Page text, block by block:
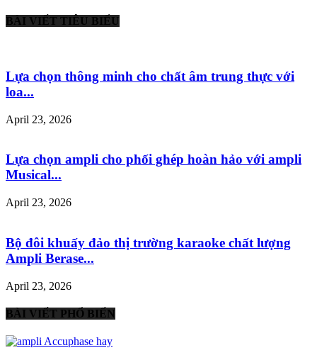
BÀI VIẾT TIÊU BIỂU
Lựa chọn thông minh cho chất âm trung thực với
loa...
April 23, 2026
Lựa chọn ampli cho phối ghép hoàn hảo với ampli
Musical...
April 23, 2026
Bộ đôi khuấy đảo thị trường karaoke chất lượng
Ampli Berase...
April 23, 2026
BÀI VIẾT PHỔ BIẾN